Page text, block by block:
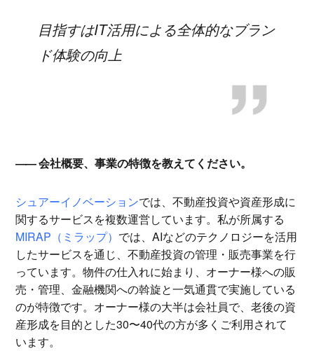
目指すはIT活用による全体的なブラン
ド体験の向上
会社概要、事業の特徴を教えてください。
シュアーイノベーションでは、不動産投資や資産形成に
関するサービスを複数運営しています。私が所属する
MIRAP（ミラップ） では、AIなどのテクノロジーを活用
したサービスを通じ、不動産投資の管理・販売事業を行
っています。物件の仕入れに始まり、オーナー様への販
売・管理、金融機関への斡旋と一気通貫で実施している
のが特徴です。オーナー様の大半は会社員で、老後の資
産形成を目的とした30〜40代の方が多くご利用されて
います。